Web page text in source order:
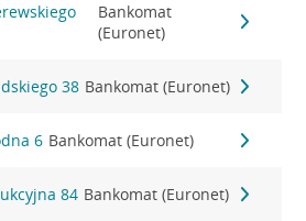
Bankomat
(Euronet)
38 Bankomat (Euronet)
6 Bankomat (Euronet)
84 Bankomat (Euronet)